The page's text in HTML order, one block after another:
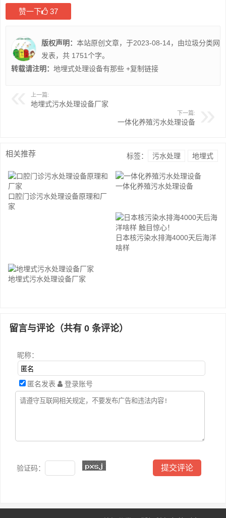
赞一下 37
版权声明： 本站原创文章，于2023-08-14，由垃圾分类网
发表，共 1751个字。
转载请注明： 地埋式处理设备有那些 +复制链接
上一篇:
地埋式污水处理设备厂家
下一篇:
一体化养殖污水处理设备
相关推荐 标签： 污水处理 地埋式
口腔门诊污水处理设备原理和厂
家
一体化养殖污水处理设备
日本核污染水排海4000天后海洋
啥样
地埋式污水处理设备厂家
留言与评论（共有 0 条评论）
昵称：
匿名发表 登录账号
验证码：